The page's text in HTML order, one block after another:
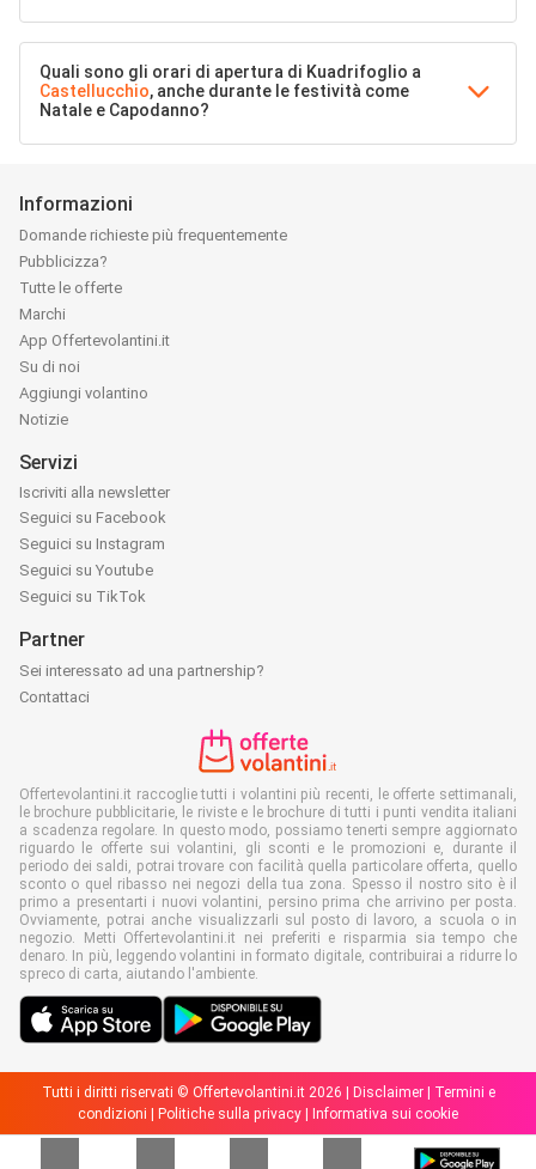
Quali sono gli orari di apertura di Kuadrifoglio a
Castellucchio, anche durante le festività come
Natale e Capodanno?
Informazioni
Domande richieste più frequentemente
Pubblicizza?
Tutte le offerte
Marchi
App Offertevolantini.it
Su di noi
Aggiungi volantino
Notizie
Servizi
Iscriviti alla newsletter
Seguici su Facebook
Seguici su Instagram
Seguici su Youtube
Seguici su TikTok
Partner
Sei interessato ad una partnership?
Contattaci
Offertevolantini.it raccoglie tutti i volantini più recenti, le offerte settimanali,
le brochure pubblicitarie, le riviste e le brochure di tutti i punti vendita italiani
a scadenza regolare. In questo modo, possiamo tenerti sempre aggiornato
riguardo le offerte sui volantini, gli sconti e le promozioni e, durante il
periodo dei saldi, potrai trovare con facilità quella particolare offerta, quello
sconto o quel ribasso nei negozi della tua zona. Spesso il nostro sito è il
primo a presentarti i nuovi volantini, persino prima che arrivino per posta.
Ovviamente, potrai anche visualizzarli sul posto di lavoro, a scuola o in
negozio. Metti Offertevolantini.it nei preferiti e risparmia sia tempo che
denaro. In più, leggendo volantini in formato digitale, contribuirai a ridurre lo
spreco di carta, aiutando l'ambiente.
Tutti i diritti riservati © Offertevolantini.it 2026 | Disclaimer|
Termini e
condizioni
Politiche sulla privacy Informativa sui cookie